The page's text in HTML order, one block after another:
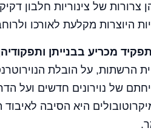
צרורות של צינוריות חלבון
היוצרות מקלעת לאורכו
תפקיד מכריע בבנייתן
הרשתות, על הובלת
של נוירונים חדשים ועל
היא הסיבה לאיבוד